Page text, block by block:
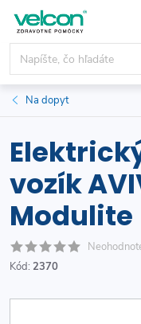
obsah
Na dopyt
vozík
Modulite
Kód: 2370